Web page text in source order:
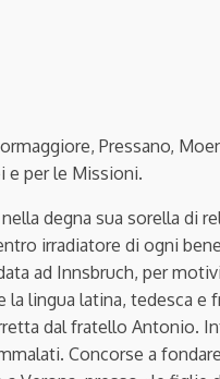
Pressano,
e per le Missioni.
degna sua sorella di
irradiatore di ogni
ad Innsbruch, per
lingua latina, tedesca e
dal fratello Antonio.
Concorse a